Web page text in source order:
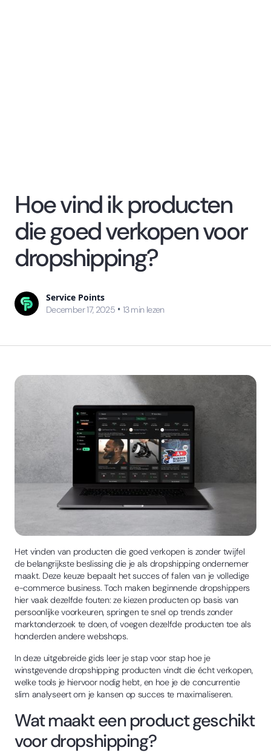
Hoe vind ik producten
die goed verkopen voor
dropshipping?
Service Points
December 17, 2025 • 13 min lezen
Het vinden van producten die goed verkopen is zonder twijfel
de belangrijkste beslissing die je als dropshipping ondernemer
maakt. Deze keuze bepaalt het succes of falen van je volledige
e-commerce business. Toch maken beginnende dropshippers
hier vaak dezelfde fouten: ze kiezen producten op basis van
persoonlijke voorkeuren, springen te snel op trends zonder
marktonderzoek te doen, of voegen dezelfde producten toe als
honderden andere webshops.
In deze uitgebreide gids leer je stap voor stap hoe je
winstgevende dropshipping producten vindt die écht verkopen,
welke tools je hiervoor nodig hebt, en hoe je de concurrentie
slim analyseert om je kansen op succes te maximaliseren.
Wat maakt een product geschikt
voor dropshipping?